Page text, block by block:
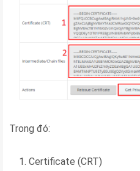
Trong đó:
Certificate (CRT)